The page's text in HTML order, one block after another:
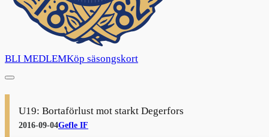
BLI MEDLEMKöp säsongskort
U19: Bortaförlust mot starkt Degerfors
2016-09-04Gefle IF